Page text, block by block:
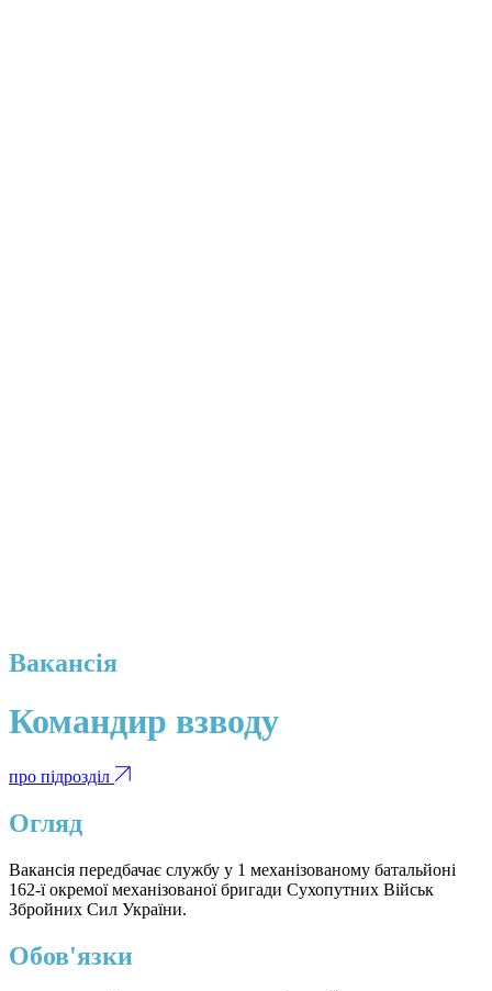
Вакансія
Командир взводу
про підрозділ
Огляд
Вакансія передбачає службу у 1 механізованому батальйоні
162-ї окремої механізованої бригади Сухопутних Військ
Збройних Сил України.
Обов'язки